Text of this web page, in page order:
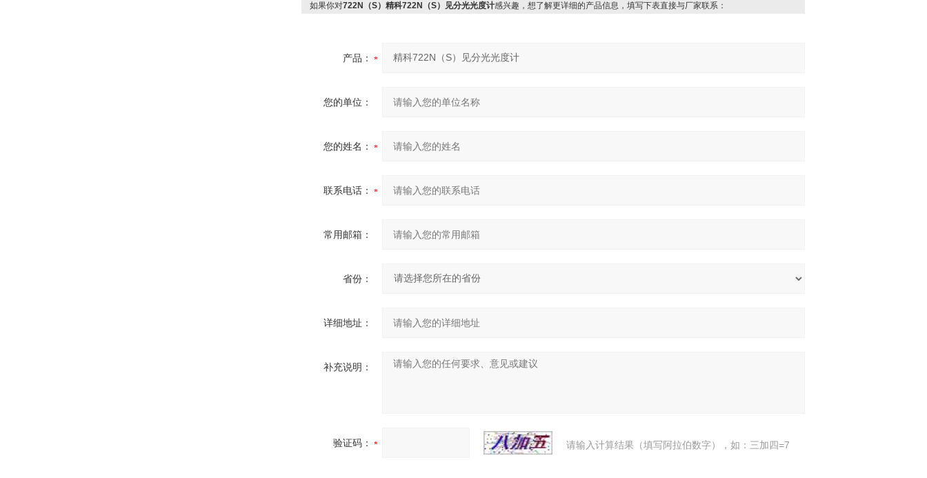
如果你对722N（S）精科722N（S）见分光光度计感兴趣，想了解更详细的产品信息，填写下表直接与厂家联系：
产品：
您的单位：
您的姓名：
联系电话：
常用邮箱：
省份：
详细地址：
补充说明：
验证码： 请输入计算结果（填写阿拉伯数字），如：三加四=7